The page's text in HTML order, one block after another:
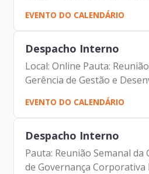
Participantes: - Francisco
Prodam-SP - Elias Fares
EVENTO DO CALENDÁRIO
Despacho Interno
Local: Online Pauta:
Gerência de Gestão e
Pessoas Participantes: -
Presidente | Prodam-SP -
Assessor da Presidência |...
EVENTO DO CALENDÁRIO
Despacho Interno
Pauta: Reunião Semanal da
de Governança